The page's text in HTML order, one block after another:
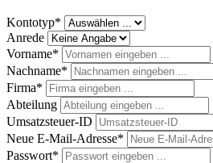
Kontotyp*
Anrede
Vorname*
Nachname*
Firma*
Abteilung
Umsatzsteuer-ID
Neue E-Mail-Adresse*
Passwort*